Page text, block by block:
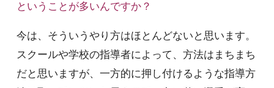
ということが多いんですか？
今は、そういうやり方はほとんどないと思います。
スクールや学校の指導者によって、方法はまちまち
だと思いますが、一方的に押し付けるような指導方